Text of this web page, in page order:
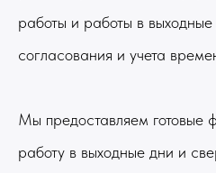
работы и работы в
согласования и учета
Мы предоставляем готовые
работу в выходные дни и